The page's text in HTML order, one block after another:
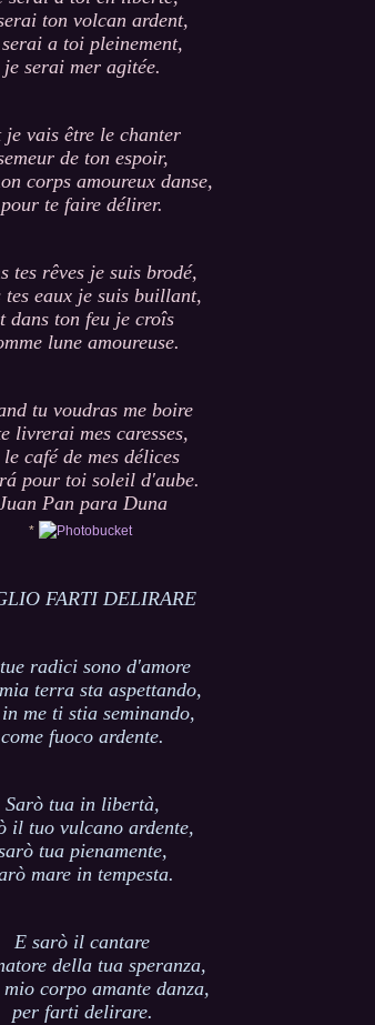
ton volcan ardent,
a toi pleinement,
je serai mer agitée.
je vais être le chanter
de ton espoir,
corps amoureux danse,
pour te faire délirer.
tes rêves je suis brodé,
tes eaux je suis buillant,
dans ton feu je croîs
lune amoureuse.
tu voudras me boire
livrerai mes caresses,
le café de mes délices
pour toi soleil d'aube.
Pan para Duna
*
FARTI DELIRARE
radici sono d'amore
terra sta aspettando,
me ti stia seminando,
come fuoco ardente.
Sarò tua in libertà,
il tuo vulcano ardente,
tua pienamente,
mare in tempesta.
E sarò il cantare
della tua speranza,
corpo amante danza,
per farti delirare.